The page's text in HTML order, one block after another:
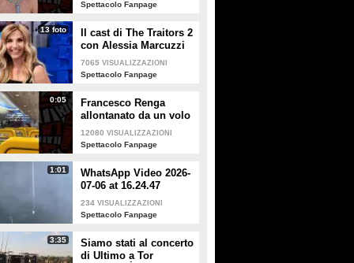
Spettacolo Fanpage
13 foto
Il cast di The Traitors 2
con Alessia Marcuzzi
7065 VISUALIZZAZIONI
Spettacolo Fanpage
0:05
Francesco Renga
allontanato da un volo
Ryanair dopo una
discussione con gli
12080 VISUALIZZAZIONI
Spettacolo Fanpage
1:01
WhatsApp Video 2026-
07-06 at 16.24.47
234 VISUALIZZAZIONI
Spettacolo Fanpage
3:35
Siamo stati al concerto
di Ultimo a Tor